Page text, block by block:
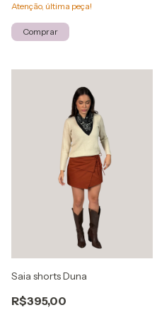
Atenção, última peça!
Comprar
Saia shorts Duna
R$395,00